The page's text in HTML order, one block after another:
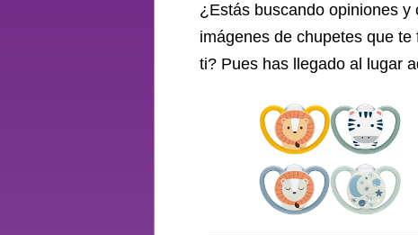
¿Estás buscando opiniones y
imágenes de chupetes que
ti? Pues has llegado al lugar